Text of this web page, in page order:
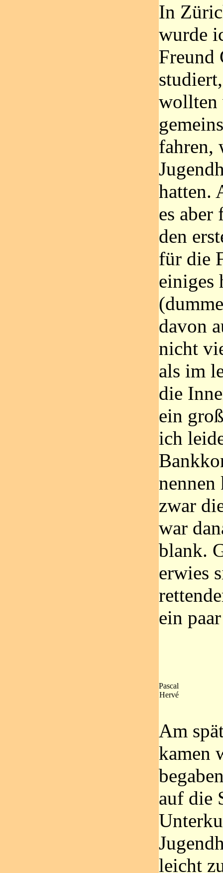
In
wurde
Freund
wollten
fahren,
hatten.
es aber
den
für die
einiges
davon
nicht
als im
die
ein
ich
zwar
war
blank.
erwies
ein
Pascal
Hervé
Am
kamen
auf die
leicht